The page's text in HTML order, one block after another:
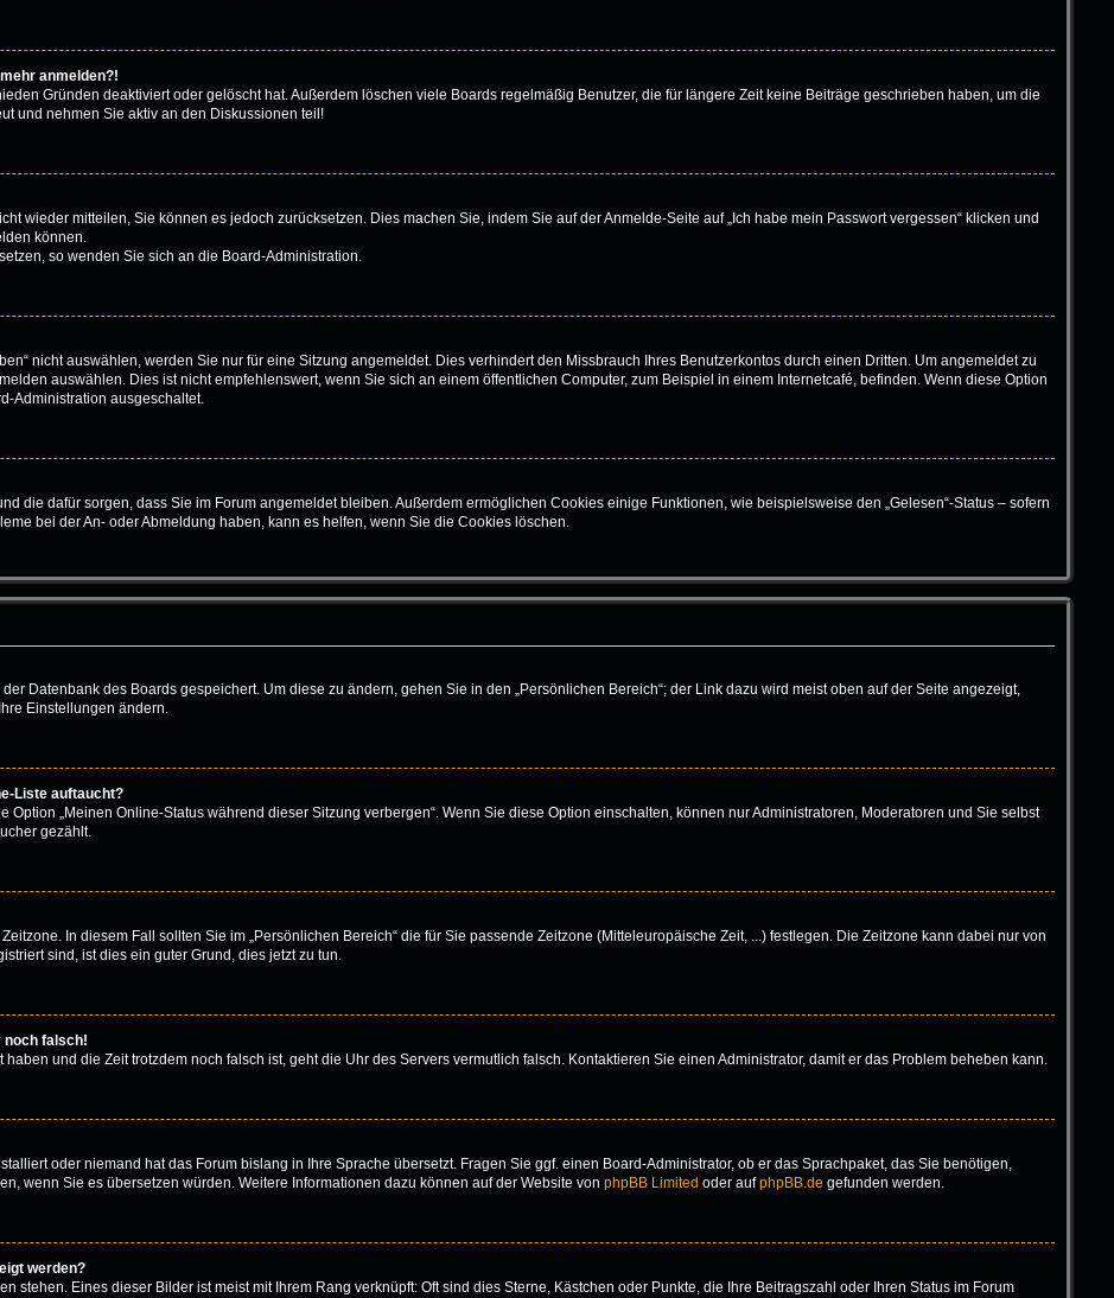
anmelden?!
Gründen deaktiviert oder gelöscht hat. Außerdem löschen viele Boards regelmäßig Benutzer, die für längere Zeit keine Beiträge geschrieben haben, um die
und nehmen Sie aktiv an den Diskussionen teil!
wieder mitteilen, Sie können es jedoch zurücksetzen. Dies machen Sie, indem Sie auf der Anmelde-Seite auf „Ich habe mein Passwort vergessen“ klicken und
können.
so wenden Sie sich an die Board-Administration.
nicht auswählen, werden Sie nur für eine Sitzung angemeldet. Dies verhindert den Missbrauch Ihres Benutzerkontos durch einen Dritten. Um angemeldet zu
auswählen. Dies ist nicht empfehlenswert, wenn Sie sich an einem öffentlichen Computer, zum Beispiel in einem Internetcafé, befinden. Wenn diese Option
Administration ausgeschaltet.
die dafür sorgen, dass Sie im Forum angemeldet bleiben. Außerdem ermöglichen Cookies einige Funktionen, wie beispielsweise den „Gelesen“-Status – sofern
bei der An- oder Abmeldung haben, kann es helfen, wenn Sie die Cookies löschen.
Datenbank des Boards gespeichert. Um diese zu ändern, gehen Sie in den „Persönlichen Bereich“; der Link dazu wird meist oben auf der Seite angezeigt,
Einstellungen ändern.
Liste auftaucht?
„Meinen Online-Status während dieser Sitzung verbergen“. Wenn Sie diese Option einschalten, können nur Administratoren, Moderatoren und Sie selbst
gezählt.
In diesem Fall sollten Sie im „Persönlichen Bereich“ die für Sie passende Zeitzone (Mitteleuropäische Zeit, ...) festlegen. Die Zeitzone kann dabei nur von
sind, ist dies ein guter Grund, dies jetzt zu tun.
noch falsch!
und die Zeit trotzdem noch falsch ist, geht die Uhr des Servers vermutlich falsch. Kontaktieren Sie einen Administrator, damit er das Problem beheben kann.
oder niemand hat das Forum bislang in Ihre Sprache übersetzt. Fragen Sie ggf. einen Board-Administrator, ob er das Sprachpaket, das Sie benötigen,
wenn Sie es übersetzen würden. Weitere Informationen dazu können auf der Website von phpBB Limited oder aufphpBB.de gefunden werden.
werden?
stehen. Eines dieser Bilder ist meist mit Ihrem Rang verknüpft: Oft sind dies Sterne, Kästchen oder Punkte, die Ihre Beitragszahl oder Ihren Status im Forum